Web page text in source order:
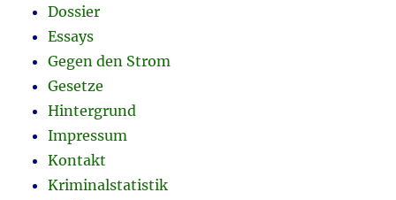
Dossier
Essays
Gegen den Strom
Gesetze
Hintergrund
Impressum
Kontakt
Kriminalstatistik